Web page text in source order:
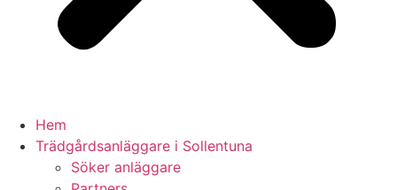
Hem
Trädgårdsanläggare i Sollentuna
Söker anläggare